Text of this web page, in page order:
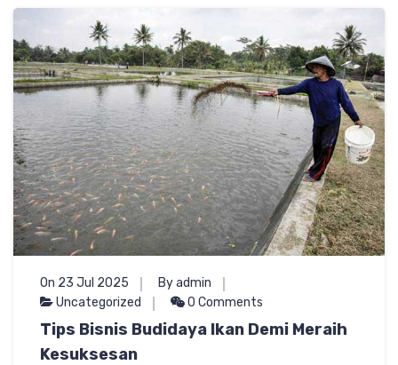
On 23 Jul 2025
By admin
Uncategorized
0 Comments
Tips Bisnis Budidaya Ikan Demi Meraih
Kesuksesan